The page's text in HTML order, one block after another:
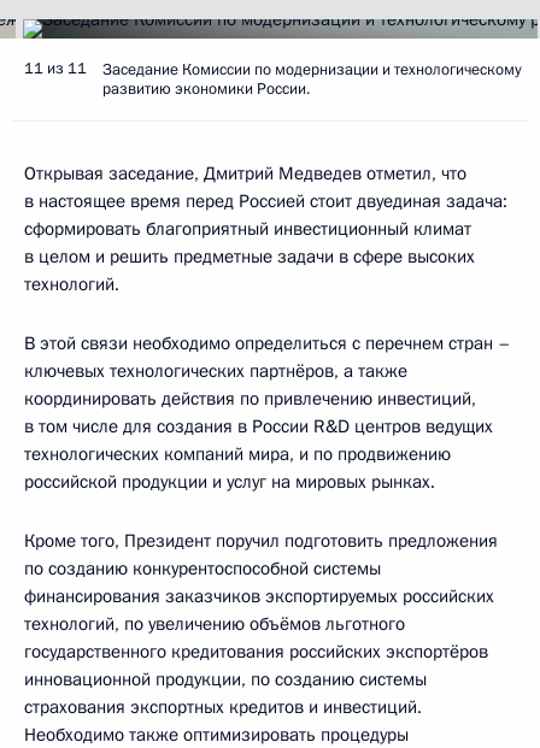
11 из 11
Заседание Комиссии по модернизации и технологическому
развитию экономики России.
Открывая заседание, Дмитрий Медведев отметил, что
в настоящее время перед Россией стоит двуединая задача:
сформировать благоприятный инвестиционный климат
в целом и решить предметные задачи в сфере высоких
технологий.
В этой связи необходимо определиться с перечнем стран –
ключевых технологических партнёров, а также
координировать действия по привлечению инвестиций,
в том числе для создания в России R&D центров ведущих
технологических компаний мира, и по продвижению
российской продукции и услуг на мировых рынках.
Кроме того, Президент поручил подготовить предложения
по созданию конкурентоспособной системы
финансирования заказчиков экспортируемых российских
технологий, по увеличению объёмов льготного
государственного кредитования российских экспортёров
инновационной продукции, по созданию системы
страхования экспортных кредитов и инвестиций.
Необходимо также оптимизировать процедуры